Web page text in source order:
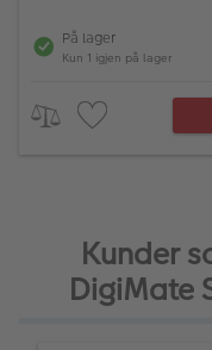
På lager
Kun 1 igjen på lager
Kunder
DigiMate